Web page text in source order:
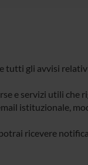
tutti gli avvisi
e servizi utili
istituzionale,
ricevere